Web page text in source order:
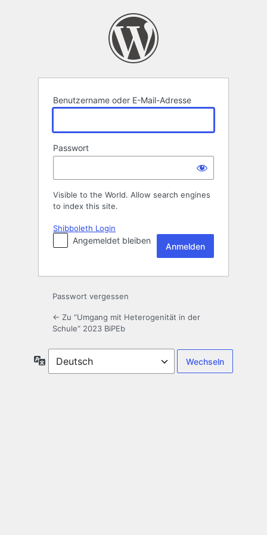
Benutzername oder E-Mail-Adresse
Passwort
Visible to the World. Allow search engines
to index this site.
Shibboleth Login
Angemeldet bleiben
Passwort vergessen
← Zu “Umgang mit Heterogenität in der
Schule“ 2023 BiPEb
Sprache